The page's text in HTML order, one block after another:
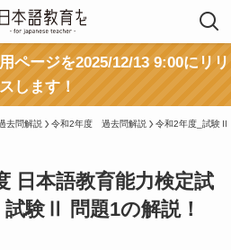
ページを2025/12/13 9:00にリリ
します！
去問解説 令和2年度 過去問解説 令和2年度_試験Ⅱ
日本語教育能力検定試
験Ⅱ 問題1の解説！